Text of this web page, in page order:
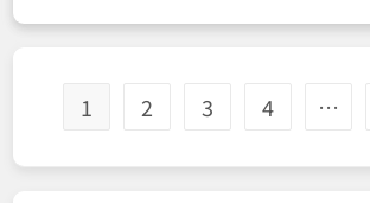
화
모
바
자
는
이
1 2 3 4 …